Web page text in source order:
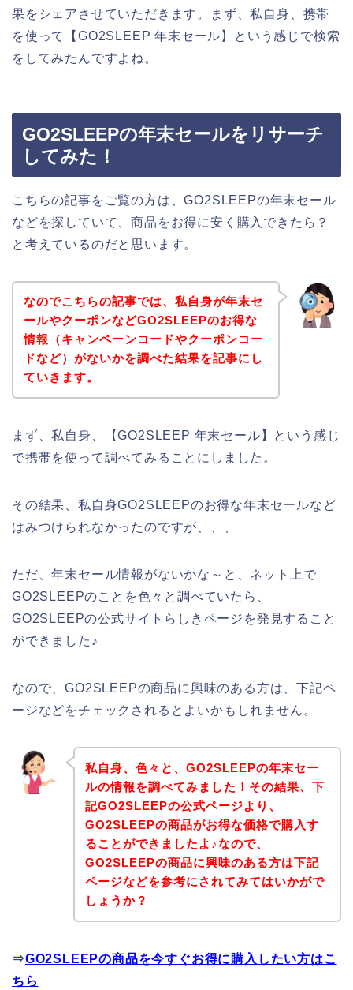
果をシェアさせていただきます。まず、私自身、携帯
を使って【GO2SLEEP 年末セール】という感じで検索
をしてみたんですよね。
GO2SLEEPの年末セールをリサーチ
してみた！
こちらの記事をご覧の方は、GO2SLEEPの年末セール
などを探していて、商品をお得に安く購入できたら？
と考えているのだと思います。
なのでこちらの記事では、私自身が年末セ
ールやクーポンなどGO2SLEEPのお得な
情報（キャンペーンコードやクーポンコー
ドなど）がないかを調べた結果を記事にし
ていきます。
まず、私自身、【GO2SLEEP 年末セール】という感じ
で携帯を使って調べてみることにしました。
その結果、私自身GO2SLEEPのお得な年末セールなど
はみつけられなかったのですが、、、
ただ、年末セール情報がないかな～と、ネット上で
GO2SLEEPのことを色々と調べていたら、
GO2SLEEPの公式サイトらしきページを発見すること
ができました♪
なので、GO2SLEEPの商品に興味のある方は、下記ペ
ージなどをチェックされるとよいかもしれません。
私自身、色々と、GO2SLEEPの年末セー
ルの情報を調べてみました！その結果、下
記GO2SLEEPの公式ページより、
GO2SLEEPの商品がお得な価格で購入す
ることができましたよ♪なので、
GO2SLEEPの商品に興味のある方は下記
ページなどを参考にされてみてはいかがで
しょうか？
⇒GO2SLEEPの商品を今すぐお得に購入したい方はこ
ちら